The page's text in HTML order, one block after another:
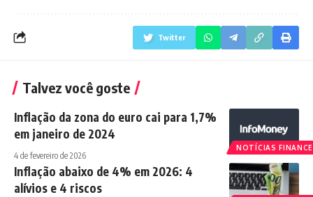
Twitter
Talvez você goste
NOTÍCIAS
Inflação da zona do euro cai para 1,7%
em janeiro de 2024
4 de fevereiro de 2026
Inflação abaixo de 4% em 2026: 4
alívios e 4 riscos